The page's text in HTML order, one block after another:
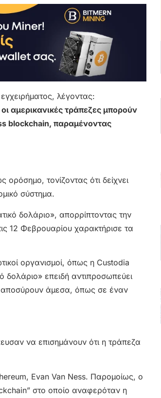
λέγοντας:
αμερικανικές τράπεζες μπορούν
blockchain, παραμένοντας
τονίζοντας ότι δείχνει
σύστημα.
δολάριο», απορρίπτοντας την
12 Φεβρουαρίου χαρακτήρισε τα
οργανισμοί, όπως η Custodia
επειδή αντιπροσωπεύει
αποσύρουν άμεσα, όπως σε έναν
να επισημάνουν ότι η τράπεζα
Evan Van Ness. Παρομοίως, ο
στο οποίο αναφερόταν η